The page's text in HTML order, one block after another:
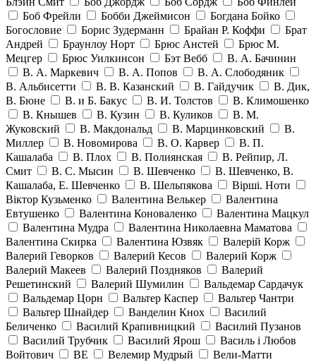
Боб Фрейли
Бобби Джеймисон
Богдана Бойко
Богословие
Борис Зудерманн Брайан Р. Коффи
Брат
Андрей
Браунлоу Норт Брюс Анстей
Брюс М.
Мецгер
Брюс Уилкинсон Бэт Вебб
В. А. Бачинин
В. А. Маркевич
В. А. Попов
В. А. Слободяник
В. Альбисетти
В. В. Казанский В. Гайдучик
В. Дик,
В. Бюне
В. и Б. Бакус В. И. Толстов
В. Климошенко
В. Кнышев
В. Кузин В. Куликов
В. М.
Жуковский
В. Макдональд В. Марцинковский
В.
Миллер
В. Новомирова В. О. Карвер
В. П.
Кашалаба
В. Плох В. Полиянская
В. Рейпир, Л.
Смит
В. С. Мысин В. Шевченко
В. Шевченко, В.
Кашалаба, Е. Шевченко
В. Шельпякова
Вiршi. Ноти
Віктор Кузьменко
Валентина Велькер
Валентина
Евтушенко
Валентина Коноваленко
Валентина Мацкул
Валентина Мудра
Валентина Николаевна Маматова
Валентина Скирка
Валентина Юзвяк
Валерій Корж
Валерий Геворков
Валерий Кесов
Валерий Корж
Валерий Макеев
Валерий Поздняков
Валерий
Решетинский
Валерий Шумилин
Вальдемар Сардачук
Вальдемар Цорн
Вальтер Каспер
Вальтер Чантри
Вальтер Шнайдер
Ванделин Кнох
Василий
Беличенко
Василий Крапивницкий
Василий Пузанов
Василий Трубчик
Василий Ярош
Василь і Любов
Войтович
ВЕ Велемир Мудрый
Вели-Матти